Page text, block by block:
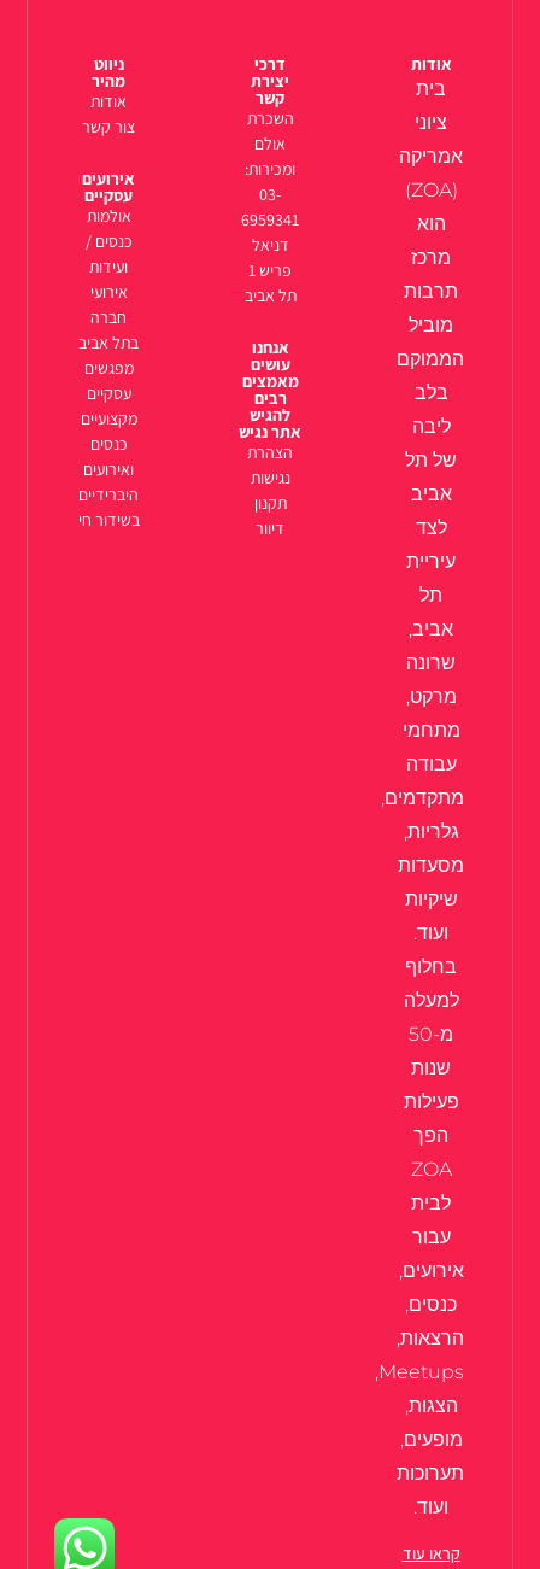
אודות
בית
ציוני
אמריקה
(ZOA)
הוא
מרכז
תרבות
מוביל
הממוקם
בלב
ליבה
של תל
אביב
לצד
עיריית
תל
אביב,
שרונה
מרקט,
מתחמי
עבודה
מתקדמים,
גלריות,
מסעדות
שיקיות
ועוד.
בחלוף
למעלה
מ-50
שנות
פעילות
הפך
ZOA
לבית
עבור
אירועים,
כנסים,
הרצאות,
Meetups,
הצגות,
מופעים,
תערוכות
ועוד.
קראו עוד
דרכי
יצירת
קשר
השכרת
אולם
ומכירות:
03-
6959341
דניאל
פריש 1
תל אביב
אנחנו
עושים
מאמצים
רבים
להגיש
אתר נגיש
הצהרת
נגישות
תקנון
דיוור
ניווט
מהיר
אודות
צור קשר
אירועים
עסקיים
אולמות
כנסים /
ועידות
אירועי
חברה
בתל אביב
מפגשים
עסקיים
מקצועיים
כנסים
ואירועים
היברידיים
בשידור חי